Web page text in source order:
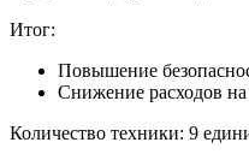
Итог:
Повышение
Снижение расходов
Количество техники: 9